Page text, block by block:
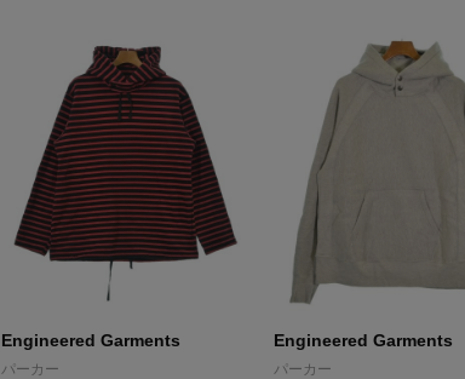
Engineered Garments
パーカー
Engineered Garments
パーカー